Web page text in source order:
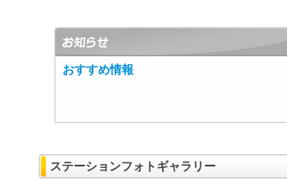
おすすめ情報
ステーションフォトギャラリー